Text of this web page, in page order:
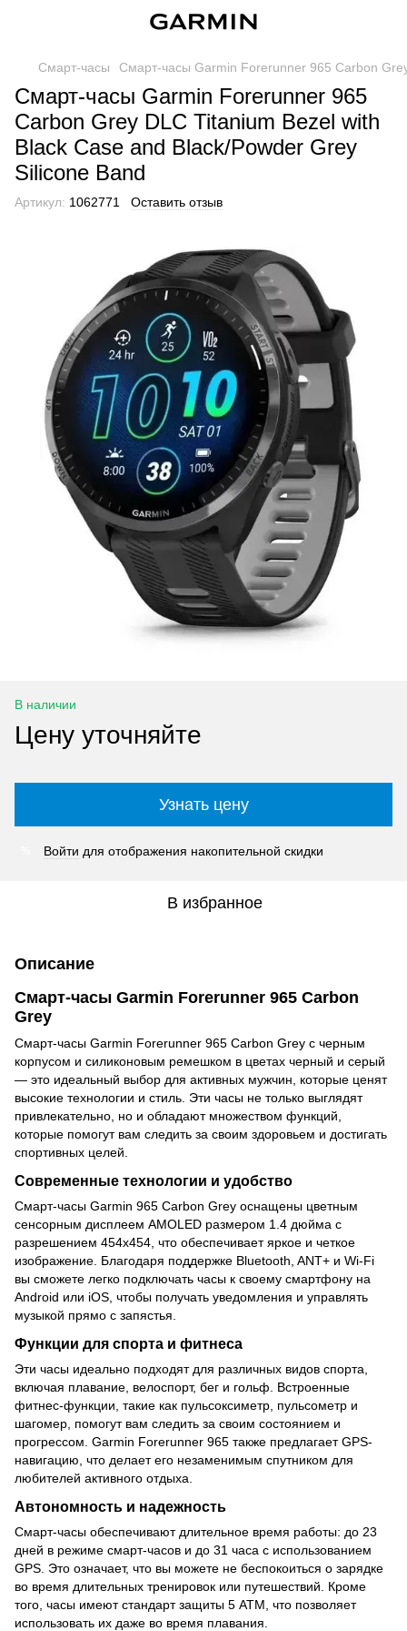
Смарт-часы Смарт-часы Garmin Forerunner 965 Carbon
Смарт-часы Garmin Forerunner 965
Carbon Grey DLC Titanium Bezel with
Black Case and Black/Powder Grey
Silicone Band
Артикул: 1062771 Оставить отзыв
В наличии
Цену уточняйте
Узнать цену
Войти для отображения накопительной скидки
В избранное
Описание
Смарт-часы Garmin Forerunner 965 Carbon
Grey
Смарт-часы Garmin Forerunner 965 Carbon Grey с черным
корпусом и силиконовым ремешком в цветах черный и серый
— это идеальный выбор для активных мужчин, которые ценят
высокие технологии и стиль. Эти часы не только выглядят
привлекательно, но и обладают множеством функций,
которые помогут вам следить за своим здоровьем и достигать
спортивных целей.
Современные технологии и удобство
Смарт-часы Garmin 965 Carbon Grey оснащены цветным
сенсорным дисплеем AMOLED размером 1.4 дюйма с
разрешением 454x454, что обеспечивает яркое и четкое
изображение. Благодаря поддержке Bluetooth, ANT+ и Wi-Fi
вы сможете легко подключать часы к своему смартфону на
Android или iOS, чтобы получать уведомления и управлять
музыкой прямо с запястья.
Функции для спорта и фитнеса
Эти часы идеально подходят для различных видов спорта,
включая плавание, велоспорт, бег и гольф. Встроенные
фитнес-функции, такие как пульсоксиметр, пульсометр и
шагомер, помогут вам следить за своим состоянием и
прогрессом. Garmin Forerunner 965 также предлагает GPS-
навигацию, что делает его незаменимым спутником для
любителей активного отдыха.
Автономность и надежность
Смарт-часы обеспечивают длительное время работы: до 23
дней в режиме смарт-часов и до 31 часа с использованием
GPS. Это означает, что вы можете не беспокоиться о зарядке
во время длительных тренировок или путешествий. Кроме
того, часы имеют стандарт защиты 5 ATM, что позволяет
использовать их даже во время плавания.